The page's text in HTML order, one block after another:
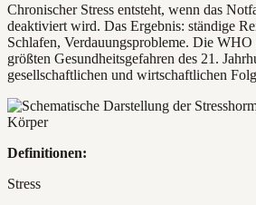
Chronischer Stress entsteht, wenn das
deaktiviert wird. Das Ergebnis: ständige
Schlafen, Verdauungsprobleme. Die WHO
größten Gesundheitsgefahren des 21.
gesellschaftlichen und wirtschaftlichen
Definitionen:
Stress